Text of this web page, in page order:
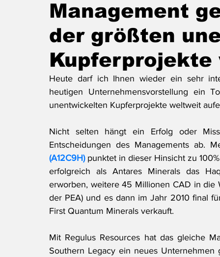
Management
der größten
Heute darf ich Ihnen wieder ein sehr
heutigen Unternehmensvorstellung ein
unentwickelten Kupferprojekte weltweit
Nicht selten hängt ein Erfolg oder
Entscheidungen des Managements ab.
(A12C9H) punktet in dieser Hinsicht zu
erfolgreich als Antares Minerals das
erworben, weitere 45 Millionen CAD in die
der PEA) und es dann im Jahr 2010 final
First Quantum Minerals verkauft.
Mit Regulus Resources hat das gleiche
Southern Legacy ein neues